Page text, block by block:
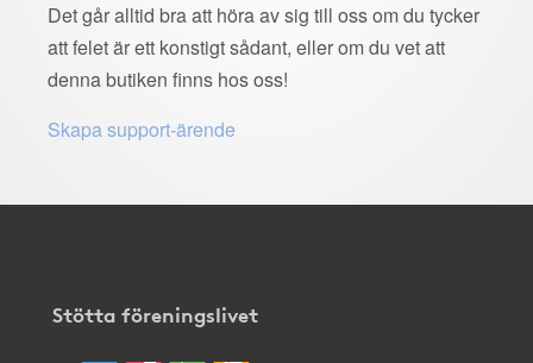
Det går alltid bra att höra av sig till oss om du tycker
att felet är ett konstigt sådant, eller om du vet att
denna butiken finns hos oss!
Skapa support-ärende
Stötta föreningslivet